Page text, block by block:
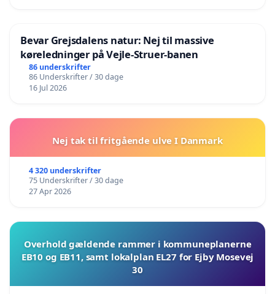
Bevar Grejsdalens natur: Nej til massive
køreledninger på Vejle-Struer-banen
86 underskrifter
86 Underskrifter / 30 dage
16 Jul 2026
Nej tak til fritgående ulve I Danmark
4 320 underskrifter
75 Underskrifter / 30 dage
27 Apr 2026
Overhold gældende rammer i kommuneplanerne
EB10 og EB11, samt lokalplan EL27 for Ejby Mosevej
30